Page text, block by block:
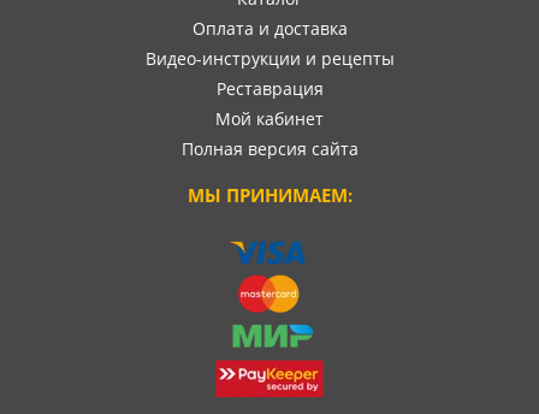
Оплата и доставка
Видео-инструкции и рецепты
Реставрация
Мой кабинет
Полная версия сайта
МЫ ПРИНИМАЕМ: